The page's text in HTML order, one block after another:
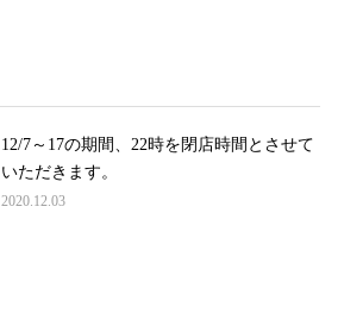
12/7～17の期間、22時を閉店時間とさせて
いただきます。
2020.12.03